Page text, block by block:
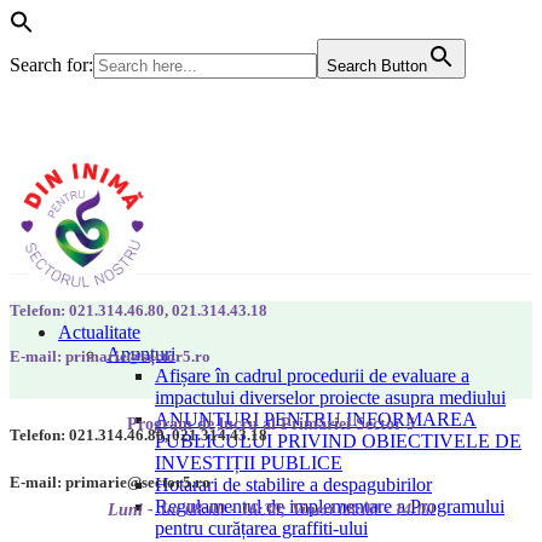
Search for: Search Button
Actualitate
Anunțuri
Afișare în cadrul procedurii de evaluare a
impactului diverselor proiecte asupra mediului
ANUNȚURI PENTRU INFORMAREA
PUBLICULUI PRIVIND OBIECTIVELE DE
INVESTIȚII PUBLICE
Hotarari de stabilire a despagubirilor
Regulamentul de implementare a Programului
pentru curățarea graffiti-ului
Telefon: 021.314.46.80, 021.314.43.18
E-mail: primarie@sector5.ro
Program de lucru al Primăriei Sector 5
Luni - Joi 08:00 - 16:30; Vineri 08:00 - 14:00
Telefon: 021.314.46.80, 021.314.43.18
E-mail: primarie@sector5.ro